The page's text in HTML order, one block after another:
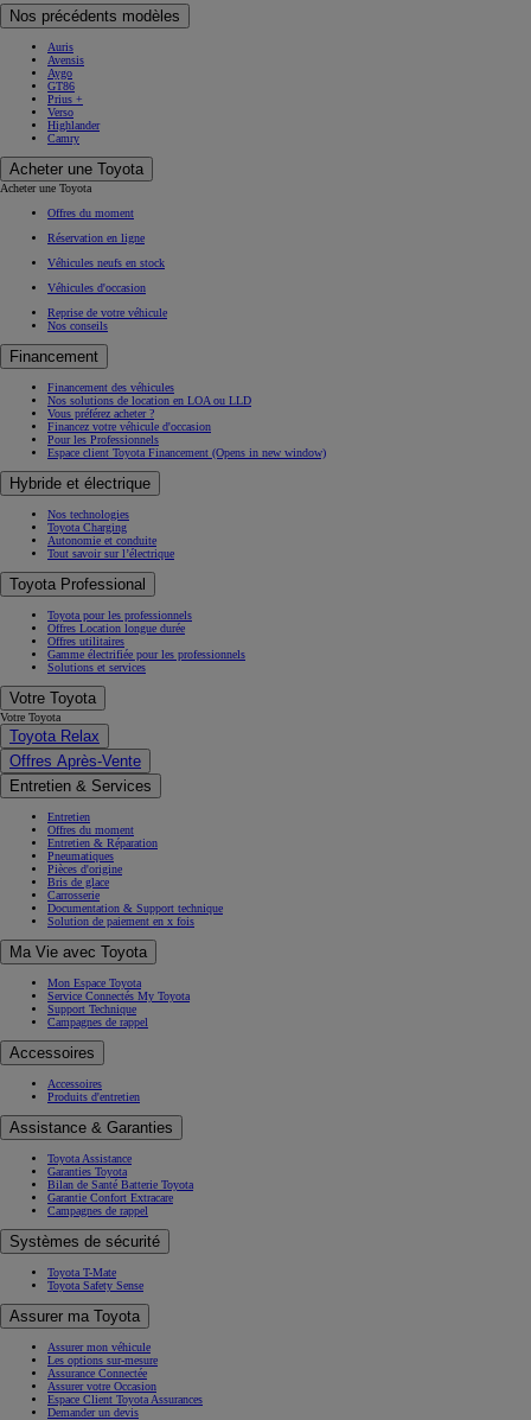
Nos précédents modèles
Auris
Avensis
Aygo
GT86
Prius +
Verso
Highlander
Camry
Acheter une Toyota
Acheter une Toyota
Offres du moment
Réservation en ligne
Véhicules neufs en stock
Véhicules d'occasion
Reprise de votre véhicule
Nos conseils
Financement
Financement des véhicules
Nos solutions de location en LOA ou LLD
Vous préférez acheter ?
Financez votre véhicule d'occasion
Pour les Professionnels
Espace client Toyota Financement (Opens in new window)
Hybride et électrique
Nos technologies
Toyota Charging
Autonomie et conduite
Tout savoir sur l’électrique
Toyota Professional
Toyota pour les professionnels
Offres Location longue durée
Offres utilitaires
Gamme électrifiée pour les professionnels
Solutions et services
Votre Toyota
Votre Toyota
Toyota Relax
Offres Après-Vente
Entretien & Services
Entretien
Offres du moment
Entretien & Réparation
Pneumatiques
Pièces d'origine
Bris de glace
Carrosserie
Documentation & Support technique
Solution de paiement en x fois
Ma Vie avec Toyota
Mon Espace Toyota
Service Connectés My Toyota
Support Technique
Campagnes de rappel
Accessoires
Accessoires
Produits d'entretien
Assistance & Garanties
Toyota Assistance
Garanties Toyota
Bilan de Santé Batterie Toyota
Garantie Confort Extracare
Campagnes de rappel
Systèmes de sécurité
Toyota T-Mate
Toyota Safety Sense
Assurer ma Toyota
Assurer mon véhicule
Les options sur-mesure
Assurance Connectée
Assurer votre Occasion
Espace Client Toyota Assurances
Demander un devis